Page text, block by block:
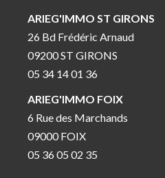
ARIEG'IMMO ST GIRONS
26 Bd Frédéric Arnaud
09200 ST GIRONS
05 34 14 01 36
ARIEG'IMMO FOIX
6 Rue des Marchands
09000 FOIX
05 36 05 02 35